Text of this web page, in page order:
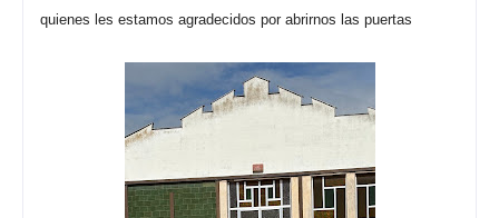
quienes les estamos agradecidos por abrirnos las puertas